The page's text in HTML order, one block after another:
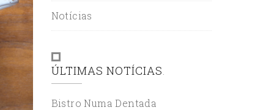
Notícias
ÚLTIMAS NOTÍCIAS
Bistro Numa Dentada